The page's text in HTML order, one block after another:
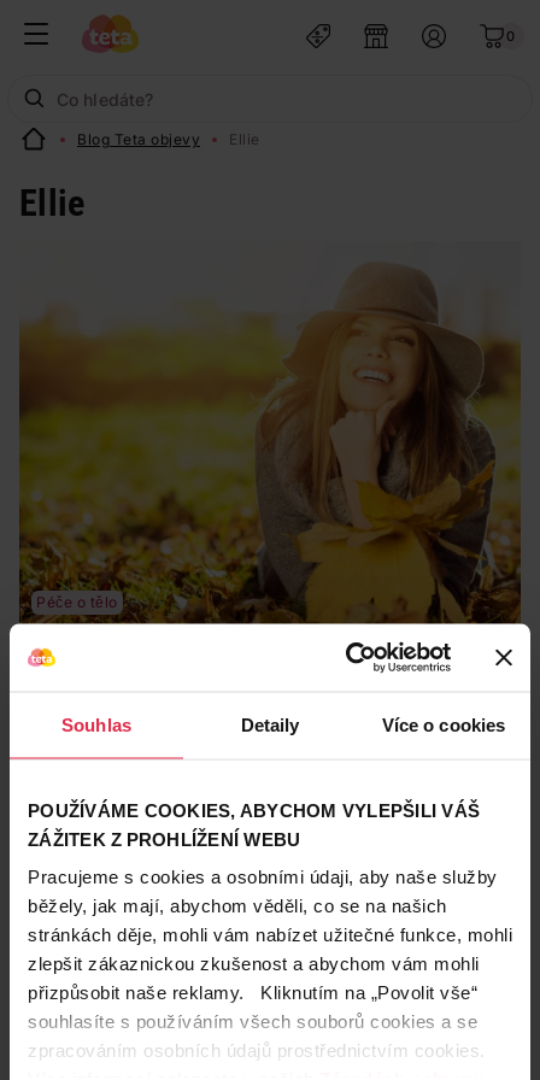
Souhlas Detaily Více o cookies
POUŽÍVÁME COOKIES, ABYCHOM VYLEPŠILI VÁŠ
ZÁŽITEK Z PROHLÍŽENÍ WEBU
Pracujeme s cookies a osobními údaji, aby naše služby
běžely, jak mají, abychom věděli, co se na našich
stránkách děje, mohli vám nabízet užitečné funkce, mohli
zlepšit zákaznickou zkušenost a abychom vám mohli
přizpůsobit naše reklamy. Kliknutím na „Povolit vše“
souhlasíte s používáním všech souborů cookies a se
zpracováním osobních údajů prostřednictvím cookies.
0
Blog Teta objevy Ellie
Ellie
Péče o tělo
Tuto péči na podzim nevynechávejte
Podzim, déšť, přetopené místnosti, vydýchaná fitness centra
a první ranní mrazíky. A také suché ruce, nepříjemně vysušená
pleť a zkrepatělé vlasy. Stačí dodržet pár jednoduchých kroků
péče o ruce Mixa péče o pleť
Zobrazeno 25-25 z 25
...
Teta prodejny a služby